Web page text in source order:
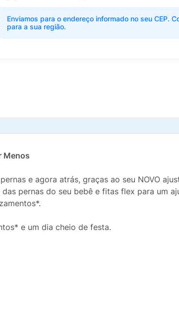
Enviamos para o endereço informado no seu CEP.
para a sua região.
Menos
e agora atrás, graças ao seu NOVO
pernas do seu bebê e fitas flex para um
e um dia cheio de festa.